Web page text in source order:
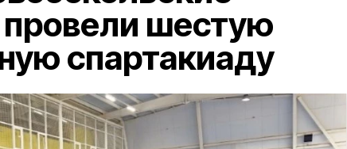
шестую
спартакиаду